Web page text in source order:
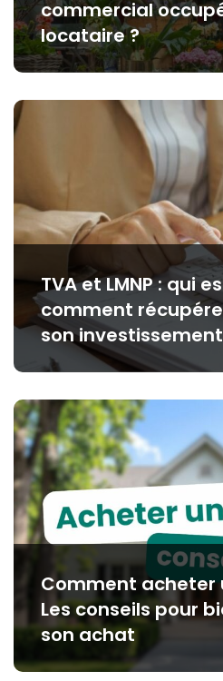
commercial
locataire ?
TVA et LMNP : qui
comment
son
Comment acheter
Les conseils pour
son achat